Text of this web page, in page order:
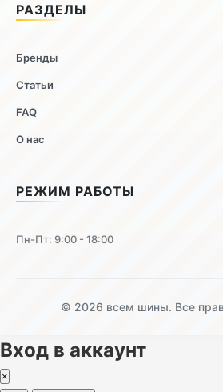
РАЗДЕЛЫ
Бренды
Статьи
FAQ
О нас
РЕЖИМ РАБОТЫ
Пн-Пт: 9:00 - 18:00
© 2026 всем шины. Все
Вход в аккаунт
×